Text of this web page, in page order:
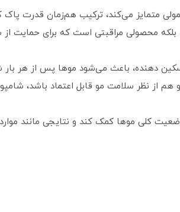
متمایز می‌کند، ترکیب هم‌زمان قدرت
محصولی مراقبتی است که برای حمایت
تسکین‌ دهنده، باعث می‌شود موها پس از هر
از نظر سلامت مو قابل اعتماد باشد، شامپو
کلی موها کمک کند و نتایجی مانند موارد